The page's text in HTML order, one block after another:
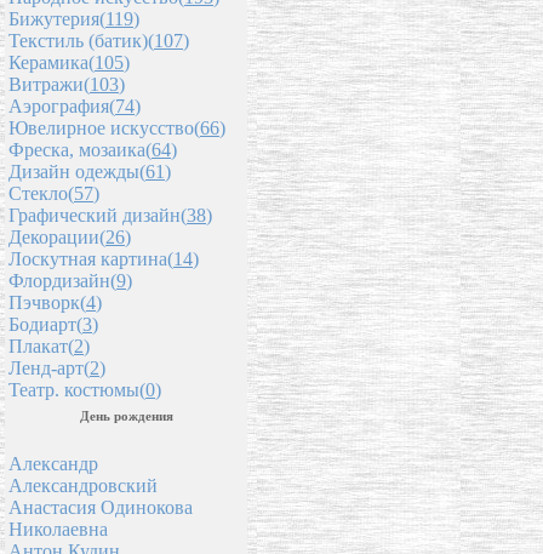
Бижутерия(119)
Текстиль (батик)(107)
Керамика(105)
Витражи(103)
Аэрография(74)
Ювелирное искусство(66)
Фреска, мозаика(64)
Дизайн одежды(61)
Стекло(57)
Графический дизайн(38)
Декорации(26)
Лоскутная картина(14)
Флордизайн(9)
Пэчворк(4)
Бодиарт(3)
Плакат(2)
Ленд-арт(2)
Театр. костюмы(0)
День рождения
Александр
Александровский
Анастасия Одинокова
Николаевна